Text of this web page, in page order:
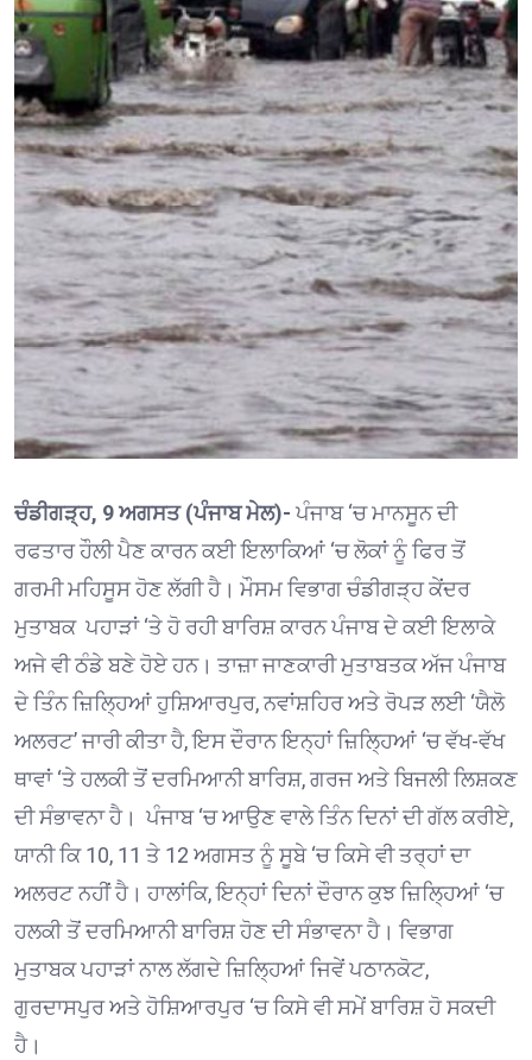
ਚੰਡੀਗੜ੍ਹ, 9 ਅਗਸਤ (ਪੰਜਾਬ ਮੇਲ)- ਪੰਜਾਬ ‘ਚ ਮਾਨਸੂਨ ਦੀ
ਰਫਤਾਰ ਹੌਲੀ ਪੈਣ ਕਾਰਨ ਕਈ ਇਲਾਕਿਆਂ ‘ਚ ਲੋਕਾਂ ਨੂੰ ਫਿਰ ਤੋਂ
ਗਰਮੀ ਮਹਿਸੂਸ ਹੋਣ ਲੱਗੀ ਹੈ। ਮੌਸਮ ਵਿਭਾਗ ਚੰਡੀਗੜ੍ਹ ਕੇਂਦਰ
ਮੁਤਾਬਕ ਪਹਾੜਾਂ ‘ਤੇ ਹੋ ਰਹੀ ਬਾਰਿਸ਼ ਕਾਰਨ ਪੰਜਾਬ ਦੇ ਕਈ ਇਲਾਕੇ
ਅਜੇ ਵੀ ਠੰਡੇ ਬਣੇ ਹੋਏ ਹਨ। ਤਾਜ਼ਾ ਜਾਣਕਾਰੀ ਮੁਤਾਬਤਕ ਅੱਜ ਪੰਜਾਬ
ਦੇ ਤਿੰਨ ਜ਼ਿਲ੍ਹਿਆਂ ਹੁਸ਼ਿਆਰਪੁਰ, ਨਵਾਂਸ਼ਹਿਰ ਅਤੇ ਰੋਪੜ ਲਈ ‘ਯੈਲੋ
ਅਲਰਟ’ ਜਾਰੀ ਕੀਤਾ ਹੈ, ਇਸ ਦੌਰਾਨ ਇਨ੍ਹਾਂ ਜ਼ਿਲ੍ਹਿਆਂ ‘ਚ ਵੱਖ-ਵੱਖ
ਥਾਵਾਂ ‘ਤੇ ਹਲਕੀ ਤੋਂ ਦਰਮਿਆਨੀ ਬਾਰਿਸ਼, ਗਰਜ ਅਤੇ ਬਿਜਲੀ ਲਿਸ਼ਕਣ
ਦੀ ਸੰਭਾਵਨਾ ਹੈ। ਪੰਜਾਬ ‘ਚ ਆਉਣ ਵਾਲੇ ਤਿੰਨ ਦਿਨਾਂ ਦੀ ਗੱਲ ਕਰੀਏ,
ਯਾਨੀ ਕਿ 10, 11 ਤੇ 12 ਅਗਸਤ ਨੂੰ ਸੂਬੇ ‘ਚ ਕਿਸੇ ਵੀ ਤਰ੍ਹਾਂ ਦਾ
ਅਲਰਟ ਨਹੀਂ ਹੈ। ਹਾਲਾਂਕਿ, ਇਨ੍ਹਾਂ ਦਿਨਾਂ ਦੌਰਾਨ ਕੁਝ ਜ਼ਿਲ੍ਹਿਆਂ ‘ਚ
ਹਲਕੀ ਤੋਂ ਦਰਮਿਆਨੀ ਬਾਰਿਸ਼ ਹੋਣ ਦੀ ਸੰਭਾਵਨਾ ਹੈ। ਵਿਭਾਗ
ਮੁਤਾਬਕ ਪਹਾੜਾਂ ਨਾਲ ਲੱਗਦੇ ਜ਼ਿਲ੍ਹਿਆਂ ਜਿਵੇਂ ਪਠਾਨਕੋਟ,
ਗੁਰਦਾਸਪੁਰ ਅਤੇ ਹੋਸ਼ਿਆਰਪੁਰ ‘ਚ ਕਿਸੇ ਵੀ ਸਮੇਂ ਬਾਰਿਸ਼ ਹੋ ਸਕਦੀ
ਹੈ।